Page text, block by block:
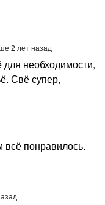
2 лет назад
необходимости,
Свё супер,
понравилось.